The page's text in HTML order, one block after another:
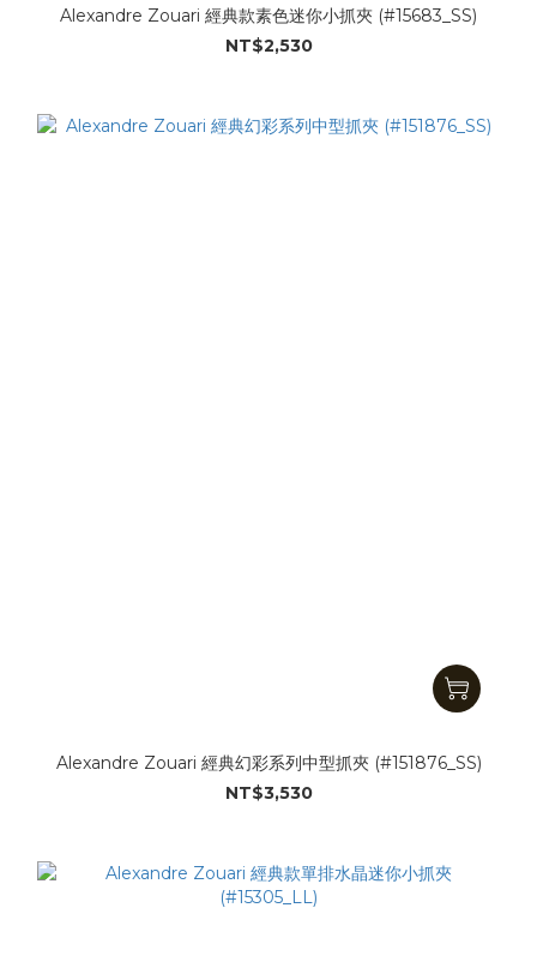
Alexandre Zouari 經典款素色迷你小抓夾 (#15683_SS)
NT$2,530
Alexandre Zouari 經典幻彩系列中型抓夾 (#151876_SS)
NT$3,530